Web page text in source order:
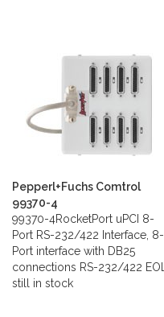
Pepperl+Fuchs Comtrol
99370-4
99370-4RocketPort uPCI 8-
Port RS-232/422 Interface, 8-
Port interface with DB25
connections RS-232/422 EOL
still in stock